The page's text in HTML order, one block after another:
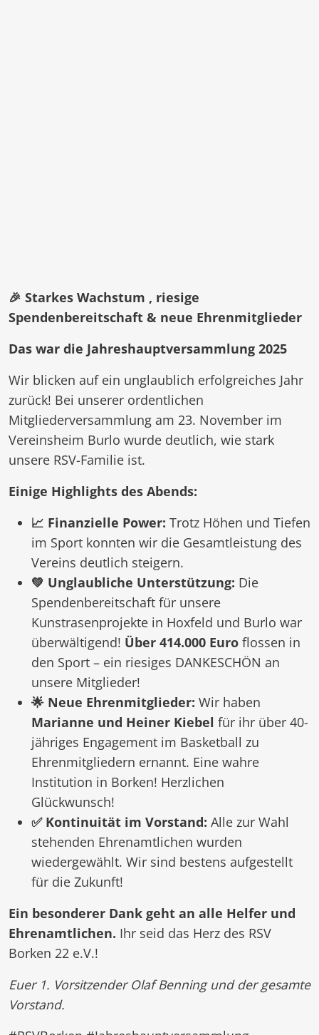
🎉 Starkes Wachstum , riesige
Spendenbereitschaft & neue Ehrenmitglieder
Das war die Jahreshauptversammlung 2025
Wir blicken auf ein unglaublich erfolgreiches Jahr
zurück! Bei unserer ordentlichen
Mitgliederversammlung am 23. November im
Vereinsheim Burlo wurde deutlich, wie stark
unsere RSV-Familie ist.
Einige Highlights des Abends:
📈 Finanzielle Power: Trotz Höhen und Tiefen
im Sport konnten wir die Gesamtleistung des
Vereins deutlich steigern.
💚 Unglaubliche Unterstützung: Die
Spendenbereitschaft für unsere
Kunstrasenprojekte in Hoxfeld und Burlo war
überwältigend! Über 414.000 Euro flossen in
den Sport – ein riesiges DANKESCHÖN an
unsere Mitglieder!
🌟 Neue Ehrenmitglieder: Wir haben
Marianne und Heiner Kiebel für ihr über 40-
jähriges Engagement im Basketball zu
Ehrenmitgliedern ernannt. Eine wahre
Institution in Borken! Herzlichen
Glückwunsch!
✅ Kontinuität im Vorstand: Alle zur Wahl
stehenden Ehrenamtlichen wurden
wiedergewählt. Wir sind bestens aufgestellt
für die Zukunft!
Ein besonderer Dank geht an alle Helfer und
Ehrenamtlichen. Ihr seid das Herz des RSV
Borken 22 e.V.!
Euer 1. Vorsitzender Olaf Benning und der gesamte
Vorstand.